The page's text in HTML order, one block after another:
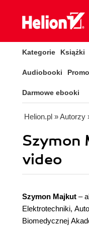
Kategorie Książki
Audiobooki
Darmowe ebooki
Helion.pl » Autorzy
Szymon
video
Szymon Majkut –
Elektrotechniki,
Biomedycznej